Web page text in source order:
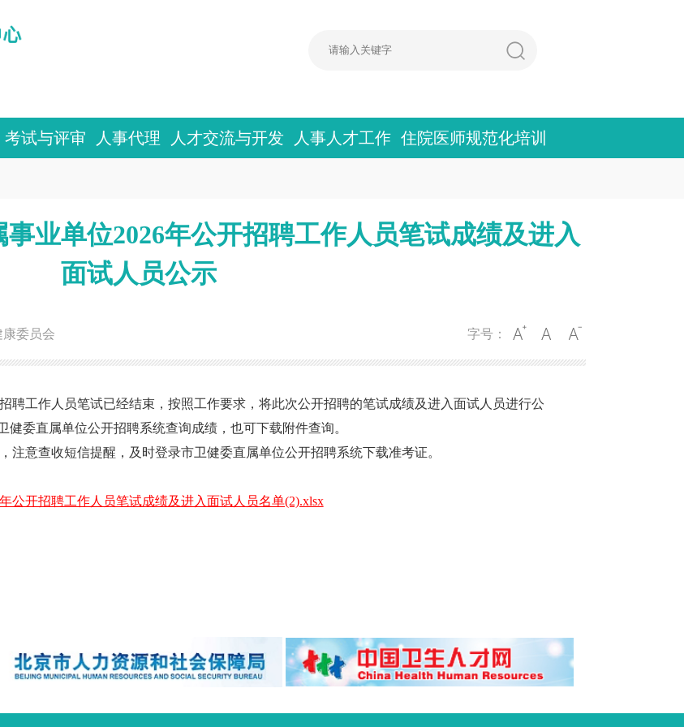
考试与评审 人事代理 人才交流与开发 人事人才工作 住院医师规范化培训
业单位2026年公开招聘工作人员笔试成绩及进入
面试人员公示
委员会 字号：
工作人员笔试已经结束，按照工作要求，将此次公开招聘的笔试成绩及进入面试人员进行公
委直属单位公开招聘系统查询成绩，也可下载附件查询。
意查收短信提醒，及时登录市卫健委直属单位公开招聘系统下载准考证。
公开招聘工作人员笔试成绩及进入面试人员名单(2).xlsx